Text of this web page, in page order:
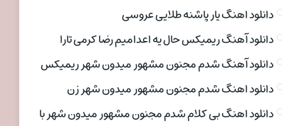
دانلود اهنگ یار پاشنه طلایی عروسی
دانلود آهنگ ریمیکس حال یه اعدامیم رضا کرمی تارا
دانلود آهنگ شدم مجنون مشهور میدون شهر ریمیکس
دانلود اهنگ شدم مجنون مشهور میدون شهر زن
دانلود اهنگ بی کلام شدم مجنون مشهور میدون شهر با